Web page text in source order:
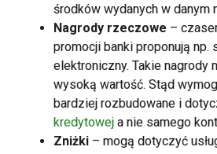
środków wydanych w danym
Nagrody rzeczowe –
promocji banki proponują np.
elektroniczny. Takie nagrody
wysoką wartość. Stąd
bardziej rozbudowane i
kredytowej a nie samego
Zniżki – mogą dotyczyć